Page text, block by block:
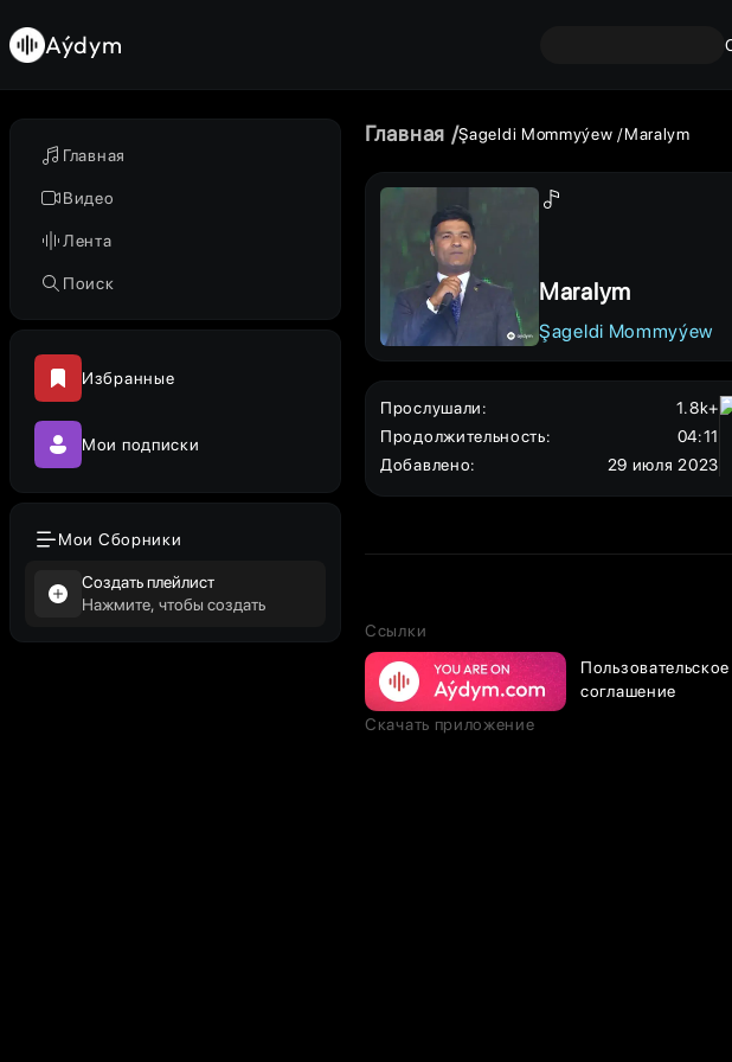
Главная
Видео
Лента
Поиск
Избранные
Мои подписки
Мои Сборники
Создать плейлист
Нажмите, чтобы создать
Aýdym
Главная Şageldi Mommyýew Maralym
Maralym
Şageldi Mommyýew
Прослушали:
1.8k+
Продолжительность:
04:11
Добавлено: 29 июля 2023
Ссылки
Пользовательское
соглашение
Скачать приложение